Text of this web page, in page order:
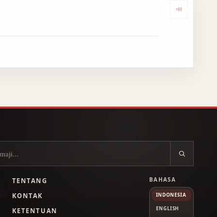
TENTANG
KONTAK
KETENTUAN
BAHASA
INDONESIA
ENGLISH